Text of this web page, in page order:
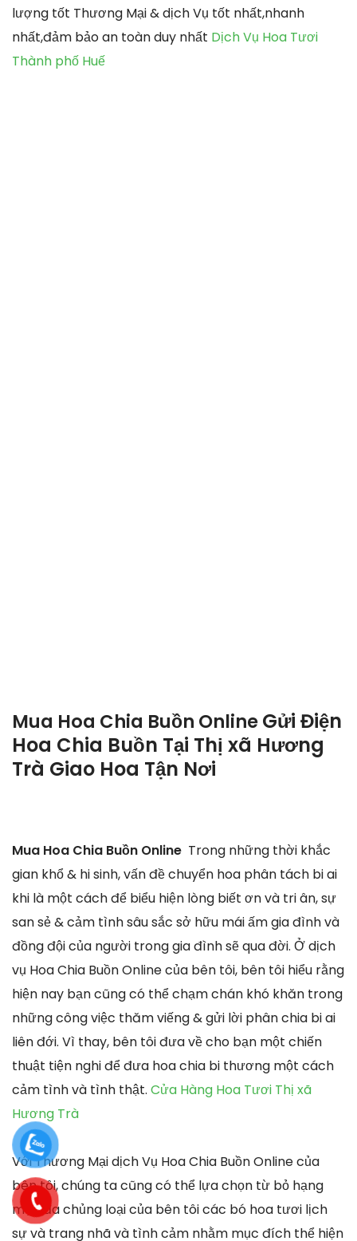
lượng tốt Thương Mại & dịch Vụ tốt nhất,nhanh
nhất,đảm bảo an toàn duy nhất Dịch Vụ Hoa Tươi
Thành phố Huế
Mua Hoa Chia Buồn OnlineGửi Điện
Hoa Chia Buồn Tại Thị xã Hương
Trà Giao Hoa Tận Nơi
Mua Hoa Chia Buồn Online Trong những thời khắc
gian khổ & hi sinh, vấn đề chuyển hoa phân tách bi ai
khi là một cách để biểu hiện lòng biết ơn và tri ân, sự
san sẻ & cảm tình sâu sắc sở hữu mái ấm gia đình và
đồng đội của người trong gia đình sẽ qua đời. Ở dịch
vụ Hoa Chia Buồn Online của bên tôi, bên tôi hiểu rằng
hiện nay bạn cũng có thể chạm chán khó khăn trong
những công việc thăm viếng & gửi lời phân chia bi ai
liên đới. Vì thay, bên tôi đưa về cho bạn một chiến
thuật tiện nghi để đưa hoa chia bi thương một cách
cảm tình và tình thật. Cửa Hàng Hoa Tươi Thị xã
Hương Trà
Với Thương Mại dịch Vụ Hoa Chia Buồn Online của
bên tôi, chúng ta cũng có thể lựa chọn từ bỏ hạng
mục đa chủng loại của bên tôi các bó hoa tươi lịch
sự và trang nhã và tình cảm nhằm mục đích thể hiện